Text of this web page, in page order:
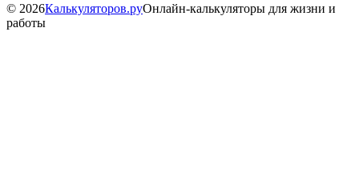
© 2026Калькуляторов.руОнлайн-калькуляторы для жизни и
работы